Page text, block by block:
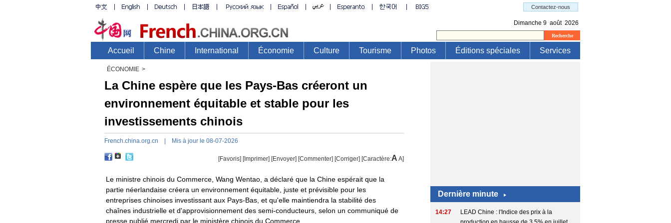
ÉCONOMIE >
La Chine espère que les Pays-Bas créeront un
environnement équitable et stable pour les
investissements chinois
French.china.org.cn | Mis à jour le 08-07-2026
[Favoris] [Imprimer] [Envoyer] [Commenter] [Corriger] [Caractère:A A]
Le ministre chinois du Commerce, Wang Wentao, a déclaré que la Chine espérait que la
partie néerlandaise créera un environnement équitable, juste et prévisible pour les
entreprises chinoises investissant aux Pays-Bas, et qu'elle maintiendra la stabilité des
chaînes industrielle et d'approvisionnement des semi-conducteurs, selon un communiqué de
presse publié mercredi par le ministère chinois du Commerce.